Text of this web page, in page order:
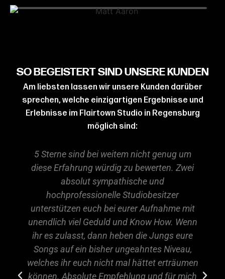
SO BEGEISTERT SIND UNSERE KUNDEN
Am liebsten lassen wir unsere Kunden darüber
sprechen, welche einzigartigen Ergebnisse und
Erlebnisse im Flairtown Studio in Regensburg
möglich sind:
5 Sterne sind bei weitem nicht genug um
diese Erfahrung würdig zu bewerten. Zwei
absolut sympathische und
hochprofessionelle Studiobesitzer
unterstützen euch bei eurer Aufnahme mit
unendlich viel Geduld und Know How. Wenn
ihr es zulasst, dann heben die Jungs eure
Songs auf ein bisher ungeahntes Niveau,
welches ihr euch nicht mal hättet erträumen
können. Absolute Empfehlung und für mich